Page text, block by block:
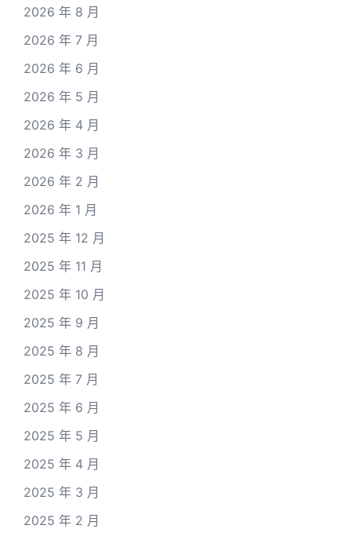
2026 年 8 月
2026 年 7 月
2026 年 6 月
2026 年 5 月
2026 年 4 月
2026 年 3 月
2026 年 2 月
2026 年 1 月
2025 年 12 月
2025 年 11 月
2025 年 10 月
2025 年 9 月
2025 年 8 月
2025 年 7 月
2025 年 6 月
2025 年 5 月
2025 年 4 月
2025 年 3 月
2025 年 2 月